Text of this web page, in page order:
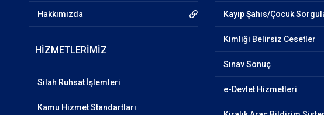
Hakkımızda
HİZMETLERİMİZ
Silah Ruhsat İşlemleri
Kamu Hizmet Standartları
Kayıp Şahıs/Çocuk
Kimliği Belirsiz Cesetler
Sınav Sonuç
e-Devlet Hizmetleri